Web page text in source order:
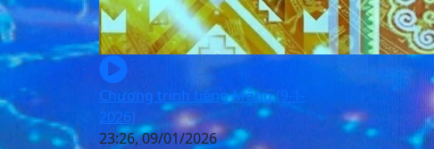
Chương trình tiếng Mông (9-1-
2026)
23:26, 09/01/2026